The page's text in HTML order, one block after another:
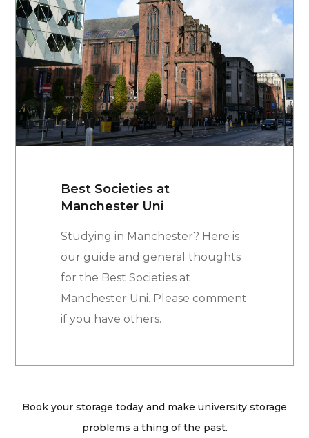
Best Societies at
Manchester Uni
Studying in Manchester? Here is
our guide and general thoughts
for the Best Societies at
Manchester Uni. Please comment
if you have others.
Book your storage today and make university storage
problems a thing of the past.